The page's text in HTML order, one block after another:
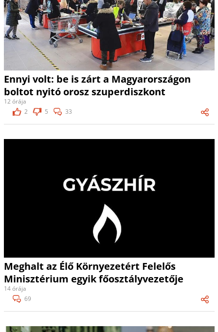
Ennyi volt: be is zárt a Magyarországon
boltot nyitó orosz szuperdiszkont
12 órája
2
5 33
Meghalt az Élő Környezetért Felelős
Minisztérium egyik főosztályvezetője
14 órája
69